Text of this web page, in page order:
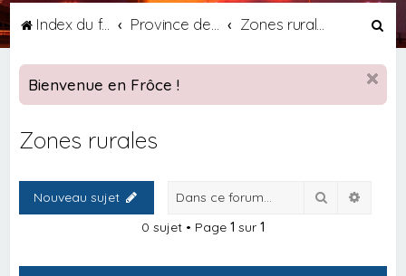
Index du forum
c
h
Bienvenue en Frôce !
Zones rurales
Nouveau sujet Rechercher
0 sujet • Page 1 sur 1